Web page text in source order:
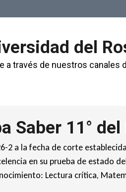
del
a través de nuestros canales
Saber 11° del
2 a la fecha de corte
en su prueba de estado
Lectura crítica,